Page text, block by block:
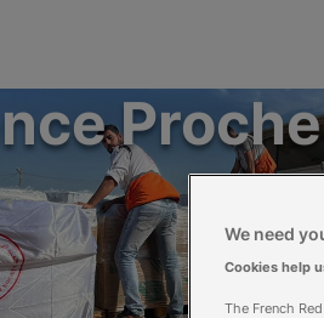
We need
Cookies help
The French